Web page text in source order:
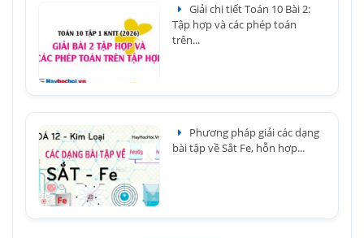
Giải chi tiết Toán 10 Bài 2:
Tập hợp và các phép toán
trên...
Phương pháp giải các dạng
bài tập về Sắt Fe, hỗn hợp...